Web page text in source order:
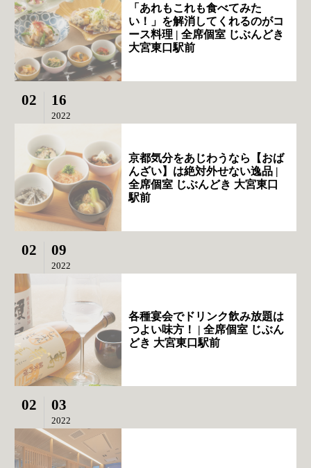
「あれもこれも食べてみた
い！」を解消してくれるのがコ
ース料理 | 全席個室 じぶんどき
大宮東口駅前
02 16
2022
京都気分をあじわうなら【おば
んざい】は絶対外せない逸品 |
全席個室 じぶんどき 大宮東口
駅前
02 09
2022
各種宴会でドリンク飲み放題は
つよい味方！ | 全席個室 じぶん
どき 大宮東口駅前
02 03
2022